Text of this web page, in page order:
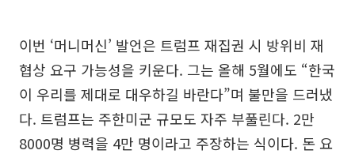
이번 ‘머니머신’ 발언은 트럼프 재집권 시 방위비 재
협상 요구 가능성을 키운다. 그는 올해 5월에도 “한국
이 우리를 제대로 대우하길 바란다”며 불만을 드러냈
다. 트럼프는 주한미군 규모도 자주 부풀린다. 2만
8000명 병력을 4만 명이라고 주장하는 식이다. 돈 요